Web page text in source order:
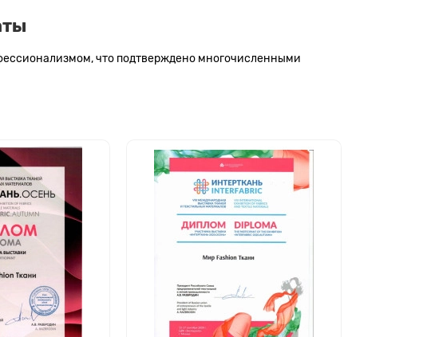
что подтверждено многочисленными